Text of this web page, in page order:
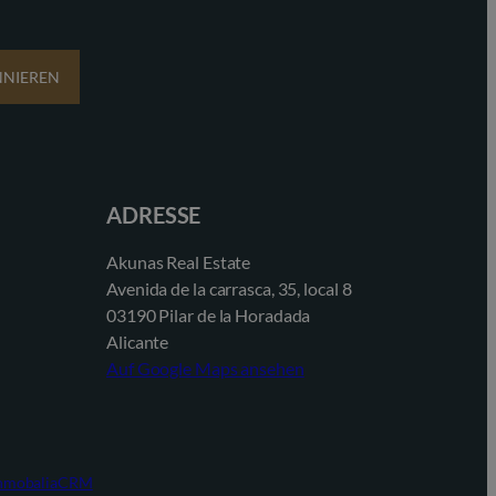
ADRESSE
Akunas Real Estate
Avenida de la carrasca, 35, local 8
03190 Pilar de la Horadada
Alicante
Auf Google Maps ansehen